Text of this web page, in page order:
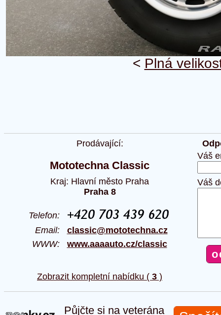
< Plná
Prodávající:
Mototechna Classic
Kraj: Hlavní město Praha
Praha 8
Telefon:
Email: classic@mototechna.cz
WWW: www.aaaauto.cz/classic
Zobrazit kompletní nabídku ( 3 )
Váš
Váš
Půjčte si na veterána